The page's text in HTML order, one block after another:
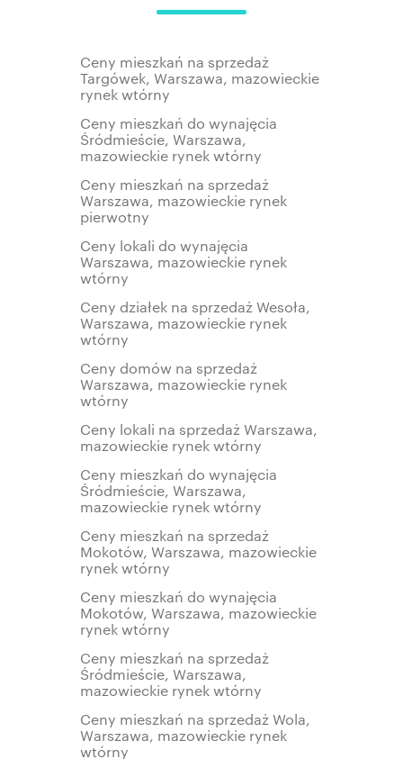
Ceny mieszkań na sprzedaż
Targówek, Warszawa, mazowieckie
rynek wtórny
Ceny mieszkań do wynajęcia
Śródmieście, Warszawa,
mazowieckie rynek wtórny
Ceny mieszkań na sprzedaż
Warszawa, mazowieckie rynek
pierwotny
Ceny lokali do wynajęcia
Warszawa, mazowieckie rynek
wtórny
Ceny działek na sprzedaż Wesoła,
Warszawa, mazowieckie rynek
wtórny
Ceny domów na sprzedaż
Warszawa, mazowieckie rynek
wtórny
Ceny lokali na sprzedaż Warszawa,
mazowieckie rynek wtórny
Ceny mieszkań do wynajęcia
Śródmieście, Warszawa,
mazowieckie rynek wtórny
Ceny mieszkań na sprzedaż
Mokotów, Warszawa, mazowieckie
rynek wtórny
Ceny mieszkań do wynajęcia
Mokotów, Warszawa, mazowieckie
rynek wtórny
Ceny mieszkań na sprzedaż
Śródmieście, Warszawa,
mazowieckie rynek wtórny
Ceny mieszkań na sprzedaż Wola,
Warszawa, mazowieckie rynek
wtórny